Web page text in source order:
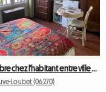
Loubet (06270)